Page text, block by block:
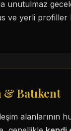
unutulmaz
ve yerli profiller
& Batıkent
alanlarının